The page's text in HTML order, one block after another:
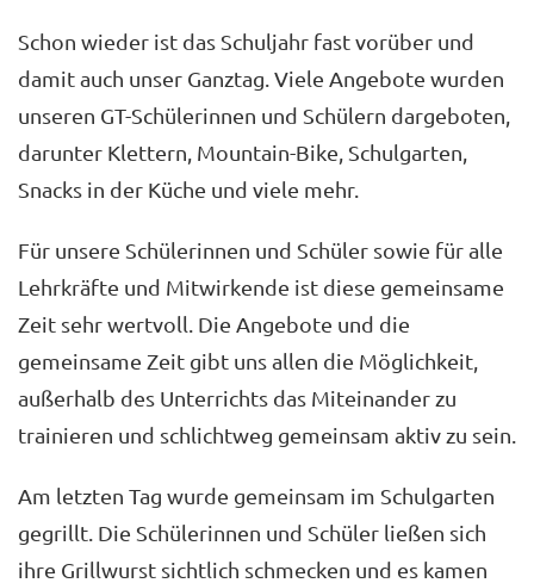
Schon wieder ist das Schuljahr fast vorüber und
damit auch unser Ganztag. Viele Angebote wurden
unseren GT-Schülerinnen und Schülern dargeboten,
darunter Klettern, Mountain-Bike, Schulgarten,
Snacks in der Küche und viele mehr.
Für unsere Schülerinnen und Schüler sowie für alle
Lehrkräfte und Mitwirkende ist diese gemeinsame
Zeit sehr wertvoll. Die Angebote und die
gemeinsame Zeit gibt uns allen die Möglichkeit,
außerhalb des Unterrichts das Miteinander zu
trainieren und schlichtweg gemeinsam aktiv zu sein.
Am letzten Tag wurde gemeinsam im Schulgarten
gegrillt. Die Schülerinnen und Schüler ließen sich
ihre Grillwurst sichtlich schmecken und es kamen